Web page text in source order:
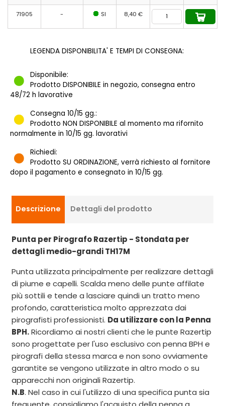
71905 - SI 8,40 €
LEGENDA DISPONIBILITA' E TEMPI DI CONSEGNA:
Disponibile:
Prodotto DISPONIBILE in negozio, consegna entro
48/72 h lavorative
Consegna 10/15 gg.:
Prodotto NON DISPONIBILE al momento ma rifornito
normalmente in 10/15 gg. lavorativi
Richiedi:
Prodotto SU ORDINAZIONE, verrà richiesto al fornitore
dopo il pagamento e consegnato in 10/15 gg.
Descrizione Dettagli del prodotto
Punta per Pirografo Razertip - Stondata per
dettagli medio-grandi TH17M
Punta utilizzata principalmente per realizzare dettagli
di piume e capelli. Scalda meno delle punte affilate
più sottili e tende a lasciare quindi un tratto meno
profondo, caratteristica molto apprezzata dai
pirografisti professionisti. Da utilizzare con la Penna
BPH.Ricordiamo ai nostri clienti che le punte Razertip
sono progettate per l'uso esclusivo con penna BPH e
pirografi della stessa marca e non sono ovviamente
garantite se vengono utilizzate in altro modo o su
apparecchi non originali Razertip.
N.B. Nel caso in cui l'utilizzo di una specifica punta sia